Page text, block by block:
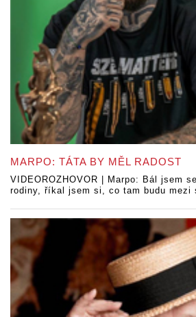
MARPO: TÁTA BY MĚL RADOST
VIDEOROZHOVOR | Marpo: Bál jsem
rodiny, říkal jsem si, co tam budu mezi